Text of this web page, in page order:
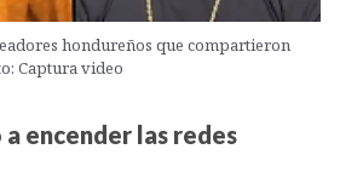
hondureños que compartieron
Captura video
encender las redes